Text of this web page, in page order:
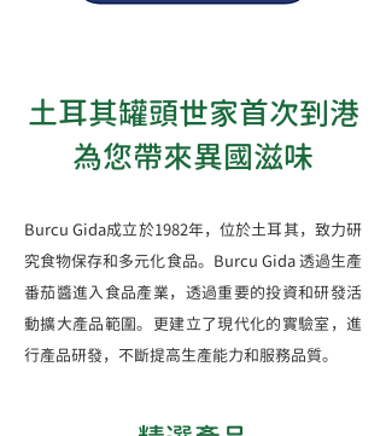
土耳其罐頭世家首次到港
為您帶來異國滋味
Burcu Gida成立於1982年，位於土耳其，致⼒研
究食物保存和多元化食品。Burcu Gida 透過生產
番茄醬進入食品產業，透過重要的投資和研發活
動擴大產品範圍。更建立了現代化的實驗室，進
行產品研發，不斷提高生產能力和服務品質。